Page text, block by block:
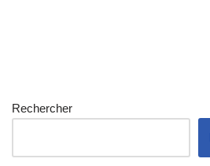
Rechercher